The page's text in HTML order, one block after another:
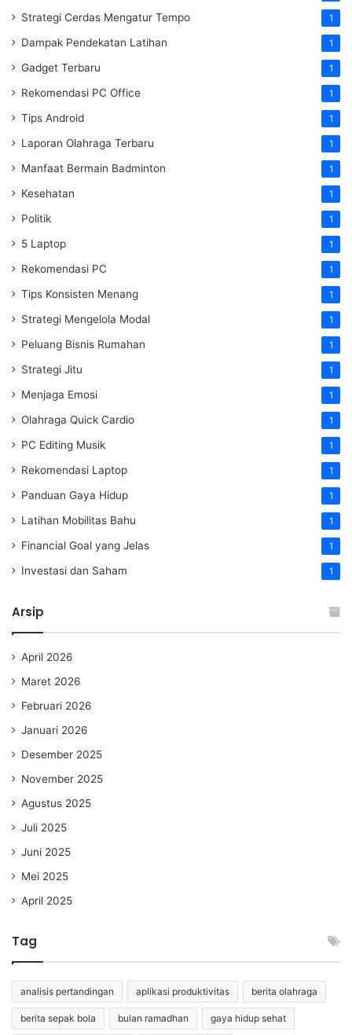
Strategi Cerdas Mengatur Tempo 1
Dampak Pendekatan Latihan 1
Gadget Terbaru 1
Rekomendasi PC Office 1
Tips Android 1
Laporan Olahraga Terbaru 1
Manfaat Bermain Badminton 1
Kesehatan 1
Politik 1
5 Laptop 1
Rekomendasi PC 1
Tips Konsisten Menang 1
Strategi Mengelola Modal 1
Peluang Bisnis Rumahan 1
Strategi Jitu 1
Menjaga Emosi 1
Olahraga Quick Cardio 1
PC Editing Musik 1
Rekomendasi Laptop 1
Panduan Gaya Hidup 1
Latihan Mobilitas Bahu 1
Financial Goal yang Jelas 1
Investasi dan Saham 1
Arsip
April 2026
Maret 2026
Februari 2026
Januari 2026
Desember 2025
November 2025
Agustus 2025
Juli 2025
Juni 2025
Mei 2025
April 2025
Tag
analisis pertandingan aplikasi produktivitas berita olahraga
berita sepak bola bulan ramadhan gaya hidup sehat